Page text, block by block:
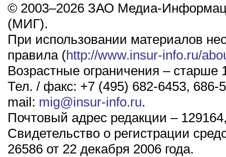
© 2003–2026 ЗАО Медиа-
(МИГ).
При использовании материалов
правила (http://www.insur-info.ru/
Возрастные ограничения – старше
Тел. / факс: +7 (495) 682-6453, 686-
mail: mig@insur-info.ru.
Почтовый адрес редакции –
Свидетельство о регистрации
26586 от 22 декабря 2006 года.